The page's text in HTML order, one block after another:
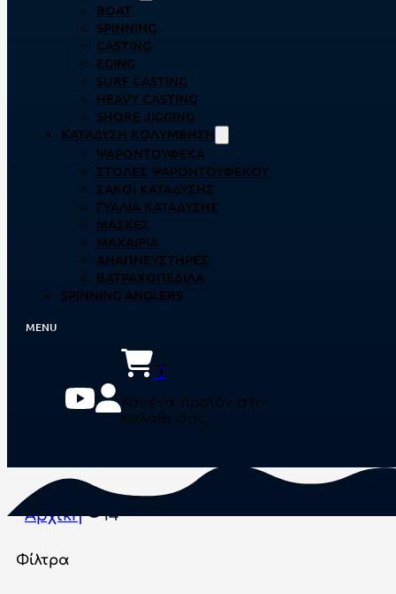
BOAT
SPINNING
CASTING
EGING
SURF CASTING
HEAVY CASTING
SHORE JIGGING
ΚΑΤΆΔΥΣΗ ΚΟΛΎΜΒΗΣΗ
ΨΑΡΟΝΤΟΎΦΕΚΑ
ΣΤΟΛΈΣ ΨΑΡΟΝΤΟΎΦΕΚΟΥ
ΣΆΚΟΙ ΚΑΤΆΔΥΣΗΣ
ΓΥΑΛΙΆ ΚΑΤΆΔΥΣΗΣ
ΜΆΣΚΕΣ
ΜΑΧΑΊΡΙΑ
ΑΝΑΠΝΕΥΣΤΉΡΕΣ
ΒΑΤΡΑΧΟΠΈΔΙΛΑ
SPINNING ANGLERS
0
Κανένα προϊόν στο
καλάθι σας.
Αρχική 14
Φίλτρα